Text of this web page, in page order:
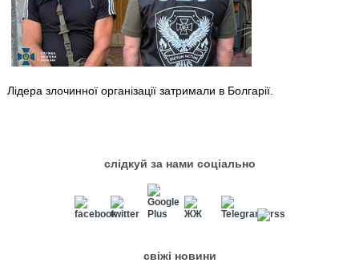
Лідера злочинної організації затримали в Болгарії.
слідкуй за нами соціально
свіжі новини